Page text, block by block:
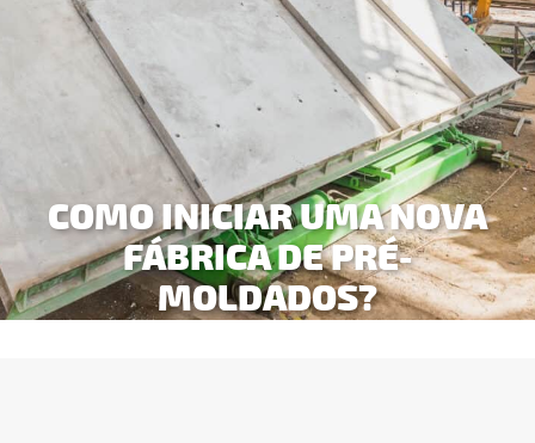
COMO INICIAR UMA NOVA
FÁBRICA DE PRÉ-
MOLDADOS?